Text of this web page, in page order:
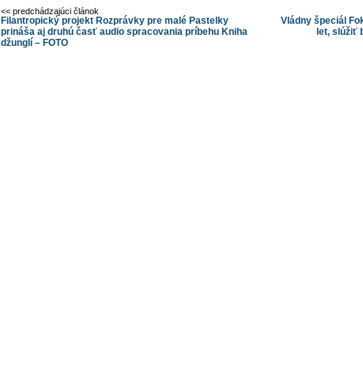
Vládny špeciál
let, slúžiť
<< predchádzajúci článok
Filantropický projekt Rozprávky pre malé Pastelky
prináša aj druhú časť audio spracovania príbehu Kniha
džunglí – FOTO